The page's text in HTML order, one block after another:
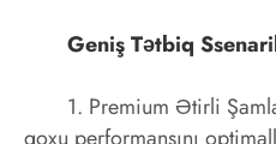
Geniş Tətbiq
1. Premium Ətirli